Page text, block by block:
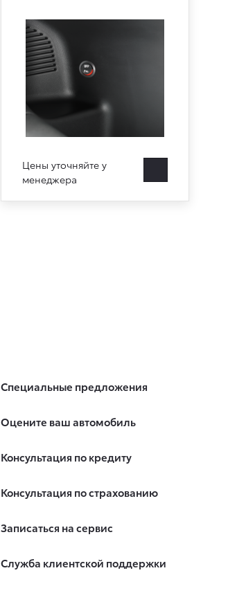
Цены уточняйте у
менеджера
Специальные предложения
Оцените ваш автомобиль
Консультация по кредиту
Консультация по страхованию
Записаться на сервис
Служба клиентской поддержки